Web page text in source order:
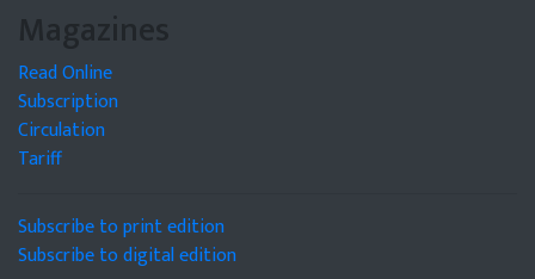
Magazines
Read Online
Subscription
Circulation
Tariff
Subscribe to print edition
Subscribe to digital edition